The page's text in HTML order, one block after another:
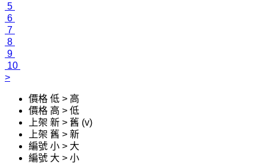
5
6
7
8
9
10
>
價格 低 > 高
價格 高 > 低
上架 新 > 舊 (v)
上架 舊 > 新
編號 小 > 大
編號 大 > 小